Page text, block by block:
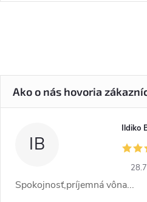
IB
Ildiko
Spokojnosť,príjemná vôna...